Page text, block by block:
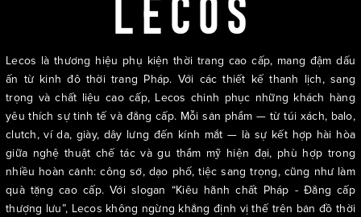
Lecos là thương hiệu phụ kiện thời trang cao cấp, mang đậm dấu
ấn từ kinh đô thời trang Pháp. Với các thiết kế thanh lịch, sang
trọng và chất liệu cao cấp, Lecos chinh phục những khách hàng
yêu thích sự tinh tế và đẳng cấp. Mỗi sản phẩm — từ túi xách, balo,
clutch, ví da, giày, dây lưng đến kính mắt — là sự kết hợp hài hòa
giữa nghệ thuật chế tác và gu thẩm mỹ hiện đại, phù hợp trong
nhiều hoàn cảnh: công sở, dạo phố, tiệc sang trọng, cũng như làm
quà tặng cao cấp. Với slogan “Kiêu hãnh chất Pháp - Đẳng cấp
thượng lưu”, Lecos không ngừng khẳng định vị thế trên bản đồ thời